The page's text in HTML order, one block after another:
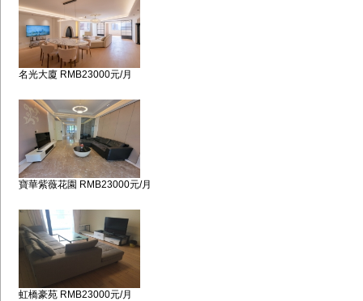
名光大廈 RMB23000元/月
寶華紫薇花園 RMB23000元/月
虹橋豪苑 RMB23000元/月